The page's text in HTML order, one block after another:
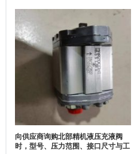
向供应商询购北部精机液压充液阀
时，型号、压力范围、接口尺寸与工